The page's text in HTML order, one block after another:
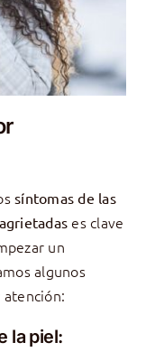
síntomas de las
es clave
un
algunos
la piel: